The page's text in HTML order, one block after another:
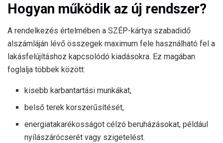
Hogyan működik az új rendszer?
A rendelkezés értelmében a SZÉP-kártya szabadidő
alszámláján lévő összegek maximum fele használható fel a
lakásfelújításhoz kapcsolódó kiadásokra. Ez magában
foglalja többek között:
kisebb karbantartási munkákat,
belső terek korszerűsítését,
energiatakarékosságot célzó beruházásokat, például
nyílászárócserét vagy szigetelést.